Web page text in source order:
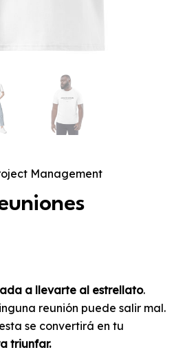
Management
a llevarte al estrellato.
reunión puede salir mal.
se convertirá en tu
triunfar.